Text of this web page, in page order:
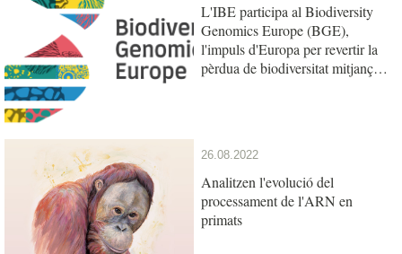
L'IBE participa al Biodiversity
Genomics Europe (BGE),
l'impuls d'Europa per revertir la
pèrdua de biodiversitat mitjançant
26.08.2022
Analitzen l'evolució del
processament de l'ARN en
primats